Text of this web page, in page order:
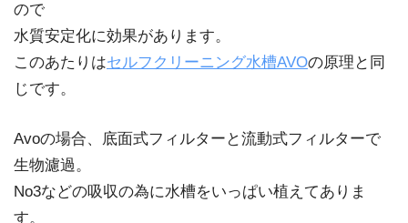
ので
水質安定化に効果があります。
このあたりはセルフクリーニング水槽AVOの原理と同
じです。
Avoの場合、底面式フィルターと流動式フィルターで
生物濾過。
No3などの吸収の為に水槽をいっぱい植えてありま
す。